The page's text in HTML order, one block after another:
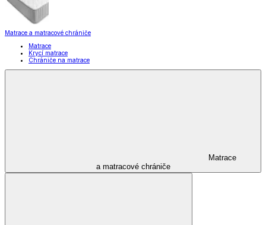
Matrace a matracové chrániče
Matrace
Krycí matrace
Chrániče na matrace
Matrace
a matracové chrániče